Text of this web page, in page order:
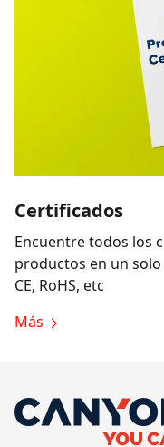
Certificados
Encuentre todos los
productos en un
CE, RoHS, etc
Más